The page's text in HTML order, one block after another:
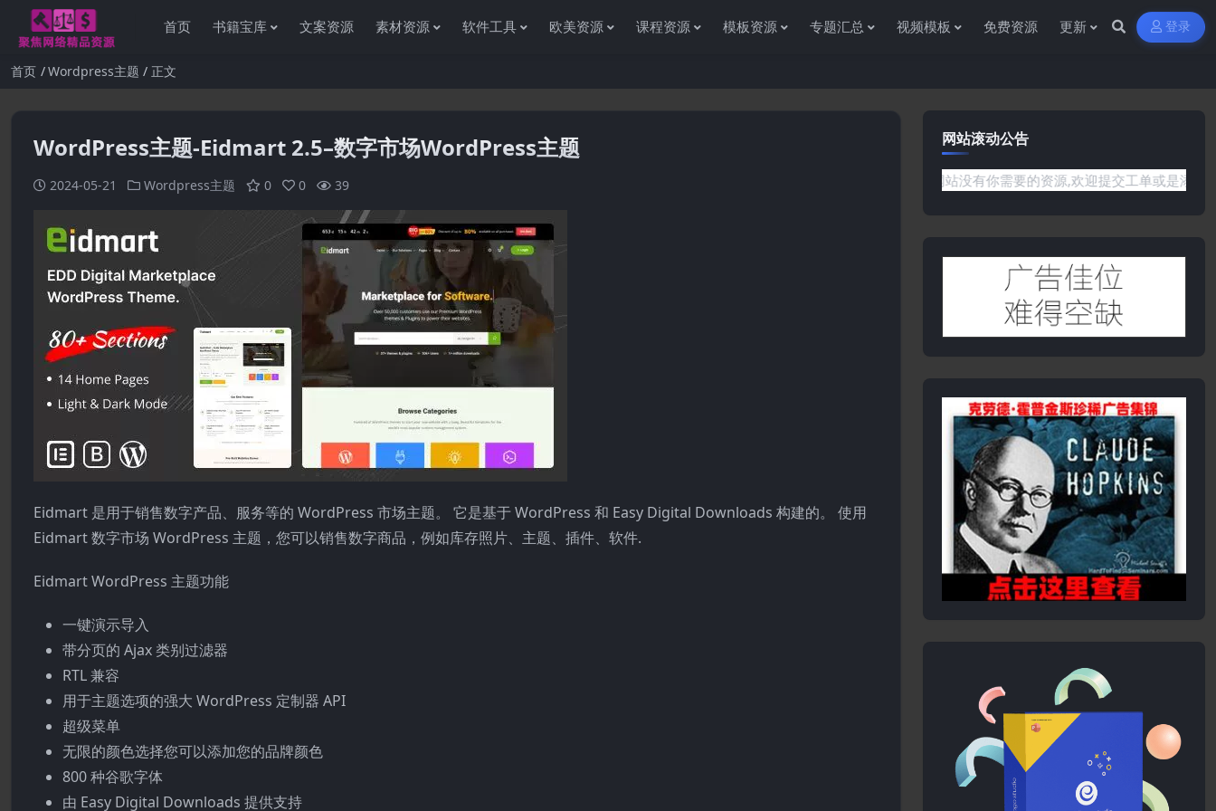
首页 书籍宝库 文案资源 素材资源 软件工具 欧美资源 课程资源 模板资源 专题汇总 视频模板 免费资源 更新 登录
首页 Wordpress主题 正文
WordPress主题-Eidmart 2.5–数字市场WordPress主题
2024-05-21 Wordpress主题 0 0 39
Eidmart 是用于销售数字产品、服务等的 WordPress 市场主题。 它是基于 WordPress 和 Easy Digital Downloads 构建的。 使用
Eidmart 数字市场 WordPress 主题，您可以销售数字商品，例如库存照片、主题、插件、软件.
Eidmart WordPress 主题功能
一键演示导入
带分页的 Ajax 类别过滤器
RTL 兼容
用于主题选项的强大 WordPress 定制器 API
超级菜单
无限的颜色选择您可以添加您的品牌颜色
800 种谷歌字体
由 Easy Digital Downloads 提供支持
网站滚动公告
感谢您访问资源杂货铺获取各种信息资源!如果遇到任何问题或是网站没有你需要的资源,欢迎提交工单或是添加客服微信